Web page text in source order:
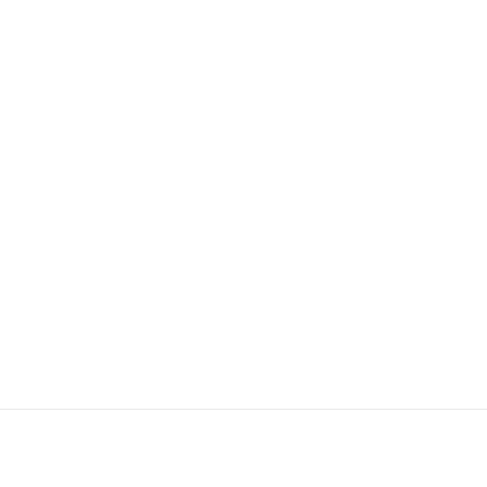
1654 ВЫМПЕЛЫ ВЫШИТЫЕ